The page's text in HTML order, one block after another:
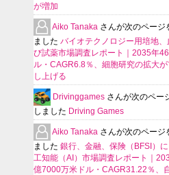
が増加
Aiko Tanaka さんが次のページ
ました バイオテクノロジー用培地、
び試薬市場調査レポート｜2035年
ル・CAGR6.8％、細胞研究の拡大
し上げる
Drivinggames さんが次のペー
しました Driving Games
Aiko Tanaka さんが次のページ
ました 銀行、金融、保険（BFSI）
工知能（AI）市場調査レポート｜
億7000万米ドル・CAGR31.22％、